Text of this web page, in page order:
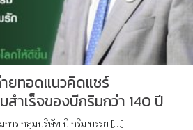
ยทอดแนวคิดแชร์
ำเร็จของบีกริมกว่า 140 ปี
การ กลุ่มบริษัท บี.กริม บรรย […]